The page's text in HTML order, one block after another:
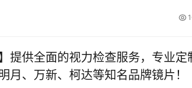
提供全面的视力检查服务，专业定
月、万新、柯达等知名品牌镜片！